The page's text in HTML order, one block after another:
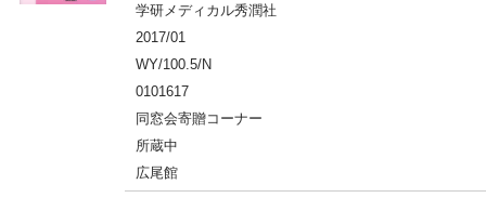
学研メディカル秀潤社
2017/01
WY/100.5/N
0101617
同窓会寄贈コーナー
所蔵中
広尾館